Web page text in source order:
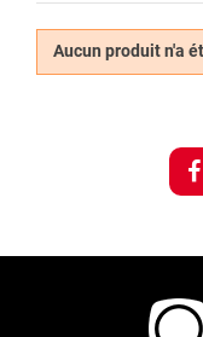
importe le sens dans
cylindres de serrures
Découvrez
Aucun produit n'a